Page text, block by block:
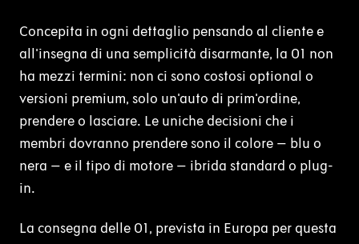
Concepita in ogni dettaglio pensando al cliente e
all'insegna di una semplicità disarmante, la 01 non
ha mezzi termini: non ci sono costosi optional o
versioni premium, solo un'auto di prim'ordine,
prendere o lasciare. Le uniche decisioni che i
membri dovranno prendere sono il colore – blu o
nera – e il tipo di motore – ibrida standard o plug-
in.
La consegna delle 01, prevista in Europa per questa